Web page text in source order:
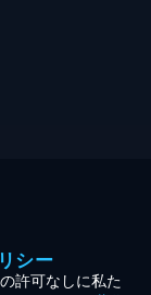
シー
許可なしに私た